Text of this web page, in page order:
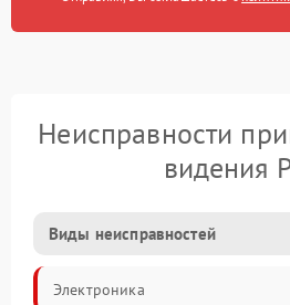
Неисправности
видения
Виды неисправностей
Электроника